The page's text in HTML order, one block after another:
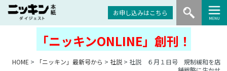
お申し込みはこちら
「ニッキンONLINE」創刊！
HOME > 「ニッキン」最新号から > 社説> 社説 ６月１日号 規制緩和を店